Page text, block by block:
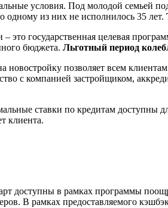
условия. Под молодой семьей
одному из них не исполнилось 35 лет.
это государственная целевая
бюджета. Льготный период
новостройку позволяет всем
с компанией застройщиком,
ставки по кредитам доступны
клиента.
доступны в рамках программы
В рамках предоставляемого